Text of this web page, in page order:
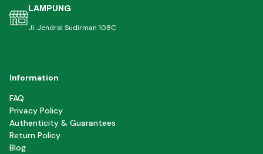
LAMPUNG
Jl. Jendral Sudirman 108C
Information
FAQ
Privacy Policy
Authenticity & Guarantees
Return Policy
Blog